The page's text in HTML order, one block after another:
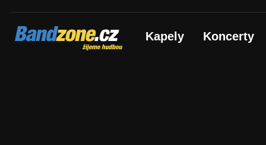
Bandzone.cz
žijeme hudbou Kapely Koncerty